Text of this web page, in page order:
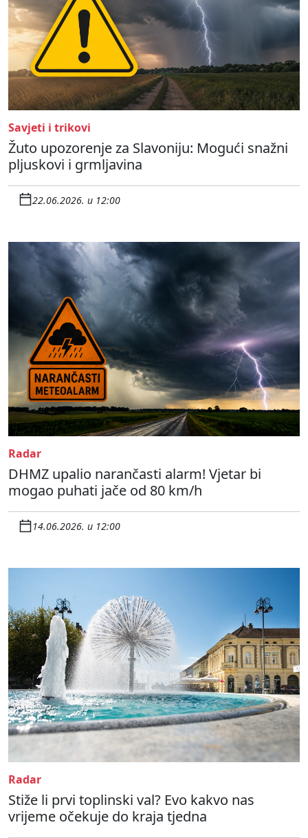
Savjeti i trikovi
Žuto upozorenje za Slavoniju: Mogući snažni
pljuskovi i grmljavina
22.06.2026. u 12:00
Radar
DHMZ upalio narančasti alarm! Vjetar bi
mogao puhati jače od 80 km/h
14.06.2026. u 12:00
Radar
Stiže li prvi toplinski val? Evo kakvo nas
vrijeme očekuje do kraja tjedna